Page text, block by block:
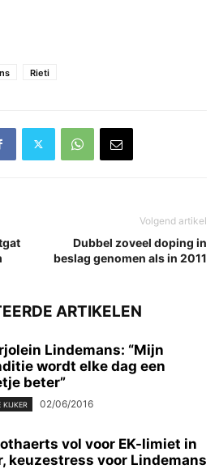
Rieti
Volgend artikel
Dubbel zoveel doping in
beslag genomen als in 2011
ARTIKELEN
Lindemans: “Mijn
wordt elke dag een
beter”
KIJKER 02/06/2016
vol voor EK-limiet in
keuzestress voor Lindemans